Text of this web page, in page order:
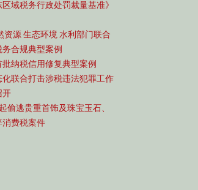
域税务行政处罚裁量基准》
资源 生态环境 水利部门联合
合规典型案例
纳税信用修复典型案例
联合打击涉税违法犯罪工作
开
偷逃贵重首饰及珠宝玉石、
消费税案件